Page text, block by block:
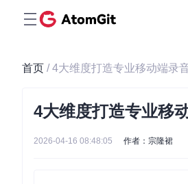
首页 / 4大维度打造专业移动端录
4大维度打造专业移
2026-04-16 08:48:05 作者：宗隆裙